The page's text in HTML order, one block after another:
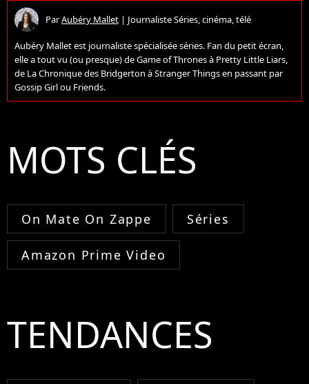
ParAubéry Mallet | Journaliste Séries, cinéma, télé
Aubéry Mallet est journaliste spécialisée séries. Fan du petit écran,
elle a tout vu (ou presque) de Game of Thrones à Pretty Little Liars,
de La Chronique des Bridgerton à Stranger Things en passant par
Gossip Girl ou Friends.
MOTS CLÉS
On Mate On Zappe Séries
Amazon Prime Video
TENDANCES